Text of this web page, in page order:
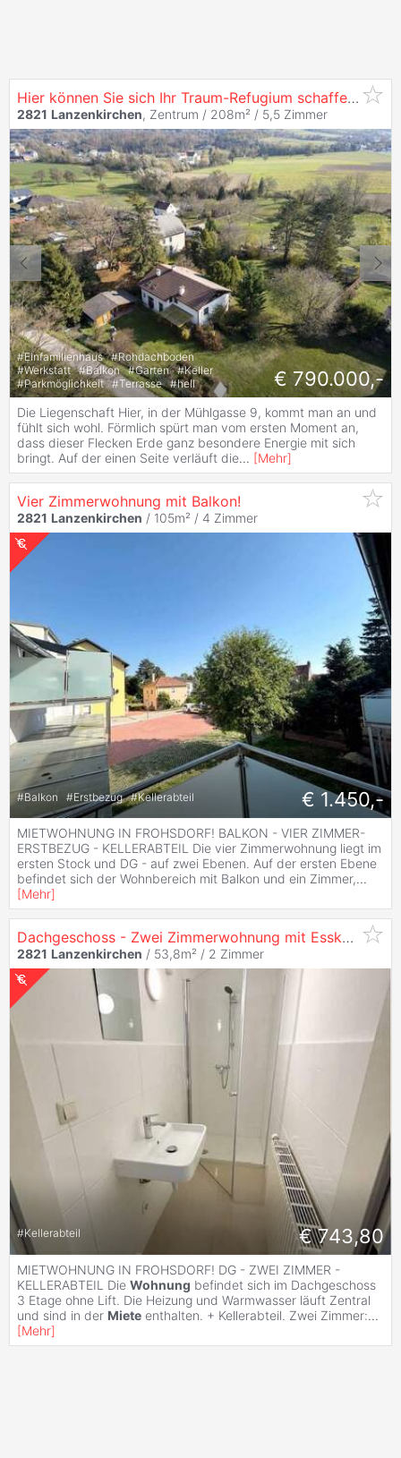
Hier können Sie sich Ihr Traum-Refugium schaffen | 1.879 m² Naturparadies mit eigenem Brunnen & Weitblick | Bestandshaus sanier- und ausbaubar
2821 Lanzenkirchen, Zentrum / 208m² / 5,5 Zimmer
#Einfamilienhaus #Rohdachboden
#Werkstatt #Balkon #Garten #Keller
#Parkmöglichkeit #Terrasse #hell € 790.000,-
Die Liegenschaft Hier, in der Mühlgasse 9, kommt man an und
fühlt sich wohl. Förmlich spürt man vom ersten Moment an,
dass dieser Flecken Erde ganz besondere Energie mit sich
bringt. Auf der einen Seite verläuft die... [Mehr]
Vier Zimmerwohnung mit Balkon!
2821 Lanzenkirchen / 105m² / 4 Zimmer
#Balkon #Erstbezug #Kellerabteil € 1.450,-
MIETWOHNUNG IN FROHSDORF! BALKON - VIER ZIMMER-
ERSTBEZUG - KELLERABTEIL Die vier Zimmerwohnung liegt im
ersten Stock und DG - auf zwei Ebenen. Auf der ersten Ebene
befindet sich der Wohnbereich mit Balkon und ein Zimmer,...
[Mehr]
Dachgeschoss - Zwei Zimmerwohnung mit Essküche!
2821 Lanzenkirchen / 53,8m² / 2 Zimmer
#Kellerabteil € 743,80
MIETWOHNUNG IN FROHSDORF! DG - ZWEI ZIMMER -
KELLERABTEIL Die Wohnung befindet sich im Dachgeschoss
3 Etage ohne Lift. Die Heizung und Warmwasser läuft Zentral
und sind in der Miete enthalten. + Kellerabteil. Zwei Zimmer:...
[Mehr]